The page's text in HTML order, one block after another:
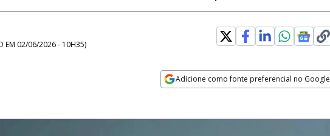
EM 02/06/2026 - 10H35)
Adicione como fonte preferencial no Google